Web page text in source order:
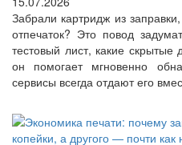
Забрали картридж из
отпечаток? Это повод
тестовый лист, какие
он помогает мгновенно
сервисы всегда отдают его